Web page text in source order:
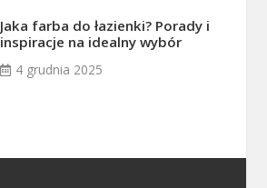
Jaka farba do łazienki? Porady i
inspiracje na idealny wybór
4 grudnia 2025